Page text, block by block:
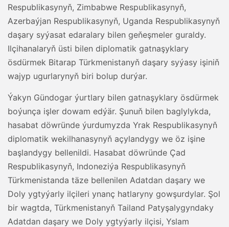
Respublikasynyň, Zimbabwe Respublikasynyň,
Azerbaýjan Respublikasynyň, Uganda Respublikasynyň
daşary syýasat edaralary bilen geňeşmeler guraldy.
Ilçihanalaryň üsti bilen diplomatik gatnaşyklary
ösdürmek Bitarap Türkmenistanyň daşary syýasy işiniň
wajyp ugurlarynyň biri bolup durýar.
Ýakyn Gündogar ýurtlary bilen gatnaşyklary ösdürmek
boýunça işler dowam edýär. Şunuň bilen baglylykda,
hasabat döwründe ýurdumyzda Yrak Respublikasynyň
diplomatik wekilhanasynyň açylandygy we öz işine
başlandygy bellenildi. Hasabat döwründe Çad
Respublikasynyň, Indoneziýa Respublikasynyň
Türkmenistanda täze bellenilen Adatdan daşary we
Doly ygtyýarly ilçileri ynanç hatlaryny gowşurdylar. Şol
bir wagtda, Türkmenistanyň Tailand Patyşalygyndaky
Adatdan daşary we Doly ygtyýarly ilçisi, Yslam